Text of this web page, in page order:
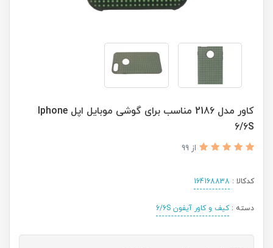
کاور مدل 2186 مناسب برای گوشی موبایل اپل Iphone
6/6S
از 99
کدکالا : 164168838
دسته :کیف و کاور آیفون 6/6S